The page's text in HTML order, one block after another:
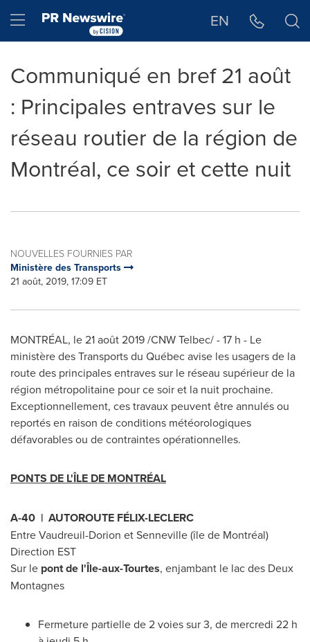
Hamburger menu EN
Communiqué en bref 21 août
: Principales entraves sur le
réseau routier de la région de
Montréal, ce soir et cette nuit
NOUVELLES FOURNIES PAR
Ministère des Transports
21 août, 2019, 17:09 ET
MONTRÉAL, le 21 août 2019 /CNW Telbec/ - 17 h - Le
ministère des Transports du Québec avise les usagers de la
route des principales entraves sur le réseau supérieur de la
région métropolitaine pour ce soir et la nuit prochaine.
Exceptionnellement, ces travaux peuvent être annulés ou
reportés en raison de conditions météorologiques
défavorables ou de contraintes opérationnelles.
PONTS DE L'ÎLE DE MONTRÉAL
A-40 | AUTOROUTE FÉLIX-LECLERC
Entre Vaudreuil-Dorion etSenneville(île de Montréal)
Direction EST
Sur le pont de l'Île-aux-Tourtes, enjambant le lac des Deux
Montagnes
Fermeture partielle de 2 voies sur 3, de mercredi 22 h